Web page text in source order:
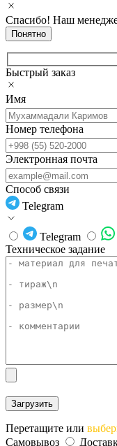
Спасибо! Наш
Понятно
Быстрый заказ
Имя
Номер телефона
Электронная почта
Способ связи
Telegram
Telegram
Техническое задание
Перетащите или
Самовывоз